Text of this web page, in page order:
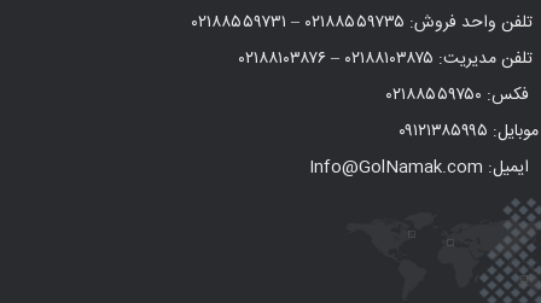
تلفن واحد فروش: ۰۲۱۸۸۵۵۹۷۳۵ – ۰۲۱۸۸۵۵۹۷۳۱
تلفن مدیریت: ۰۲۱۸۸۱۰۳۸۷۵ –۰۲۱۸۸۱۰۳۸۷۶
فکس: ۰۲۱۸۸۵۵۹۷۵۰
موبایل: ۰۹۱۲۱۳۸۵۹۹۵
ایمیل: Info@GolNamak.com